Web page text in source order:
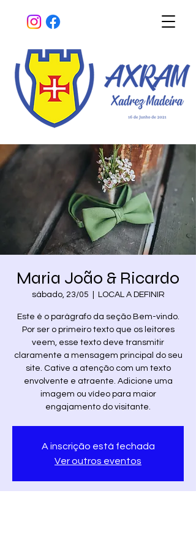
Maria João & Ricardo
sábado, 23/05 LOCAL A DEFINIR
Este é o parágrafo da seção Bem-vindo.
Por ser o primeiro texto que os leitores
veem, esse texto deve transmitir
claramente a mensagem principal do seu
site. Cative a atenção com um texto
envolvente e atraente. Adicione uma
imagem ou vídeo para maior
engajamento do visitante.
A inscrição está fechada
Ver outros eventos